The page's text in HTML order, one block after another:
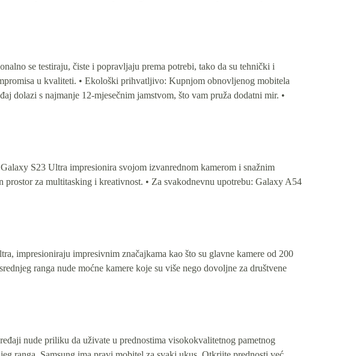
se testiraju, čiste i popravljaju prema potrebi, tako da su tehnički i
u kvaliteti. • Ekološki prihvatljivo: Kupnjom obnovljenog mobitela
dolazi s najmanje 12-mjesečnim jamstvom, što vam pruža dodatni mir. •
S23 Ultra impresionira svojom izvanrednom kamerom i snažnim
za multitasking i kreativnost. • Za svakodnevnu upotrebu: Galaxy A54
impresioniraju impresivnim značajkama kao što su glavne kamere od 200
ranga nude moćne kamere koje su više nego dovoljne za društvene
nude priliku da uživate u prednostima visokokvalitetnog pametnog